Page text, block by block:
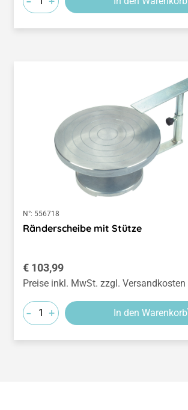
N°: 556718
Ränderscheibe mit Stütze
Regulärer Preis:
€ 103,99
Preise inkl. MwSt. zzgl. Versandkosten
- + In den Warenkorb